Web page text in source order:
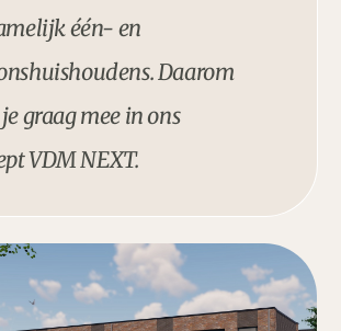
één- en
Daarom
graag mee in ons
VDM NEXT.